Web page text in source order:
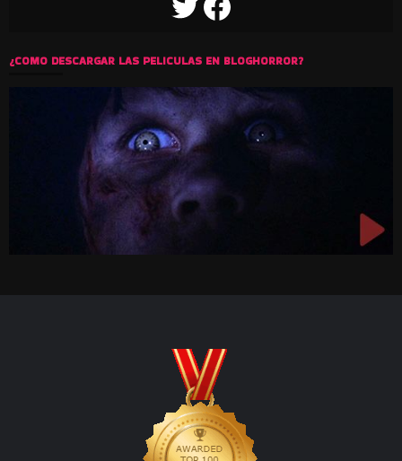
TWITTERFACEBOOK
¿COMO DESCARGAR LAS PELICULAS EN BLOGHORROR?